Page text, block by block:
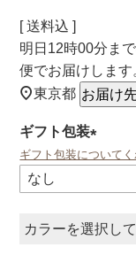
送料込
明日 12時00分 ま
便でお届けします
東京都 お届け
ギフト包装
(必
ギフト包装について
カラー